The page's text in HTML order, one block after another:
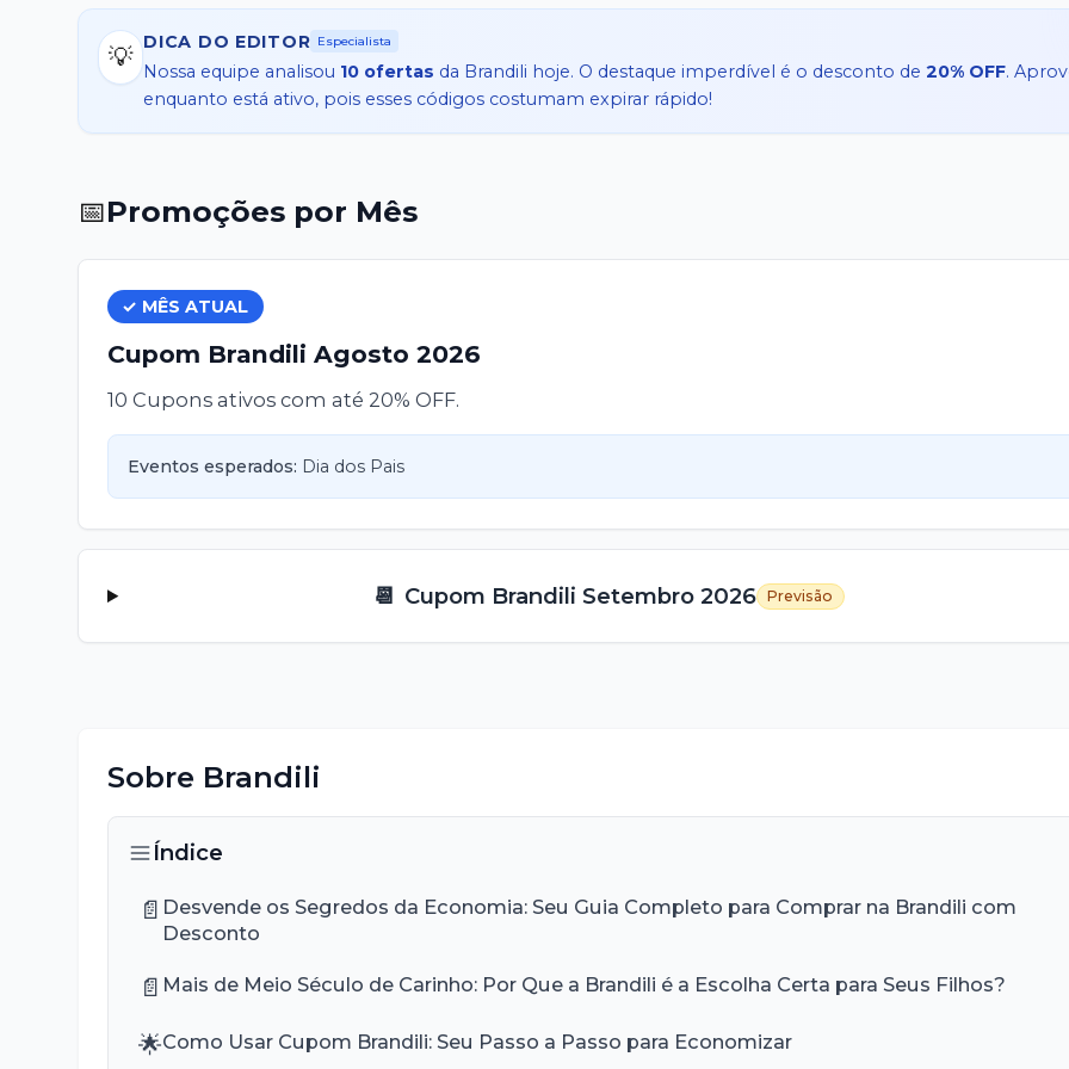
faça uma compra incrível!
💡
DICA DO EDITOR Especialista
Nossa equipe analisou 10 ofertas da Brandili hoje. O destaque imperdível é o desconto de20% OFF.
enquanto está ativo, pois esses códigos costumam expirar rápido!
📅Promoções por Mês
✓ MÊS ATUAL
Cupom Brandili Agosto 2026
10 Cupons ativos com até 20% OFF.
Eventos esperados: Dia dos Pais
📆 Cupom Brandili Setembro 2026 Previsão
Sobre Brandili
Índice
📄 Desvende os Segredos da Economia: Seu Guia Completo para Comprar na Brandili com
Desconto
📄 Mais de Meio Século de Carinho: Por Que a Brandili é a Escolha Certa para Seus Filhos?
🌟Como Usar Cupom Brandili: Seu Passo a Passo para Economizar